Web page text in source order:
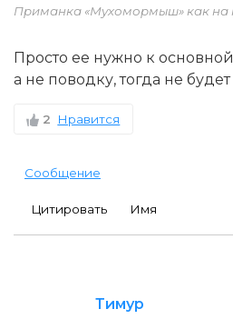
Приманка «Мухомормыш» как на
Просто ее нужно к
а не поводку, тогда не
2 Нравится
Сообщение
Цитировать Имя
Тимур